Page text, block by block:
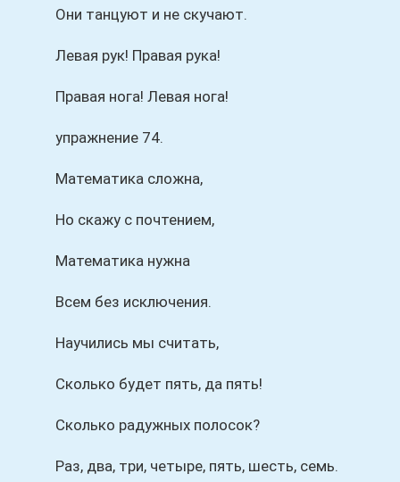
Они танцуют и не скучают.
Левая рук! Правая рука!
Правая нога! Левая нога!
упражнение 74.
Математика сложна,
Но скажу с почтением,
Математика нужна
Всем без исключения.
Научились мы считать,
Сколько будет пять, да пять!
Сколько радужных полосок?
Раз, два, три, четыре, пять, шесть, семь.